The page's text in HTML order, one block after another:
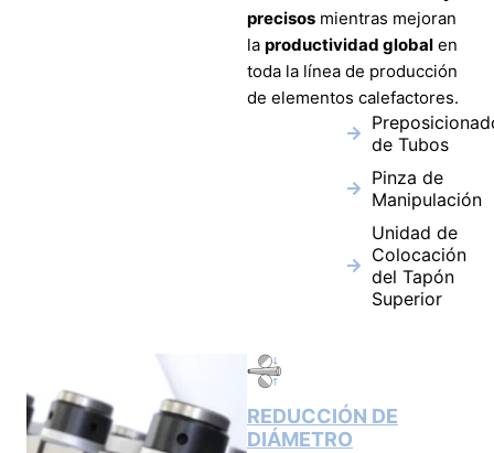
precisos mientras mejoran
la productividad global en
toda la línea de producción
de elementos calefactores.
de Tubos
Pinza de
Manipulación
Unidad de
Colocación
del Tapón
Superior
REDUCCIÓN DE
DIÁMETRO